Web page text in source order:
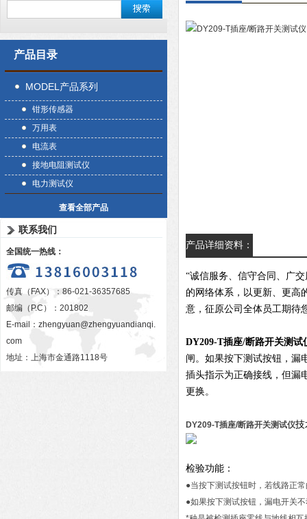
产品目录
MODEL产品系列
钳形传感器
万用表
电流表
接地电阻测试仪
电力测试仪
查看全部产品
联系我们
全国统一热线：
传真（FAX）：86-021-36357685
邮编（P.C）：201802
E-mail： zhengyuan@zhengyuandianqi.
com
地址：上海市金通路1118号
产品详细资料：
“诚信服务、信守合同、广
的网络体系，以更新、更高
意，征原公司全体员工期待
DY209-T插座/断路开关测试
闸。如果按下测试按钮，漏
插头指示为正确接线，但漏
更换。
DY209-T插座/断路开关测试仪技
检验功能：
●当按下测试按钮时，若线路正
●如果按下测试按钮，漏电开关